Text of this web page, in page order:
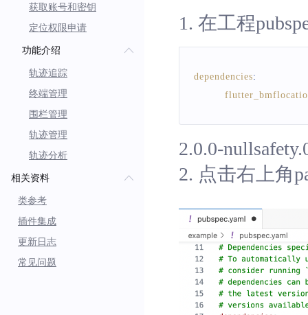
获取账号和密钥
定位权限申请
功能介绍
轨迹追踪
终端管理
围栏管理
轨迹管理
轨迹分析
相关资料
类参考
插件集成
更新日志
常见问题
1. 在工程
dependencies:
2.0.0-
2. 点击右上角